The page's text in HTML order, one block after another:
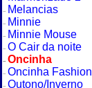
Melancias
Minnie
Minnie Mouse
O Cair da noite
Oncinha
Oncinha Fashion
Outono/Inverno